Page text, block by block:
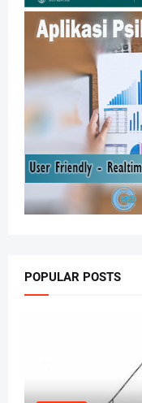
POPULAR POSTS